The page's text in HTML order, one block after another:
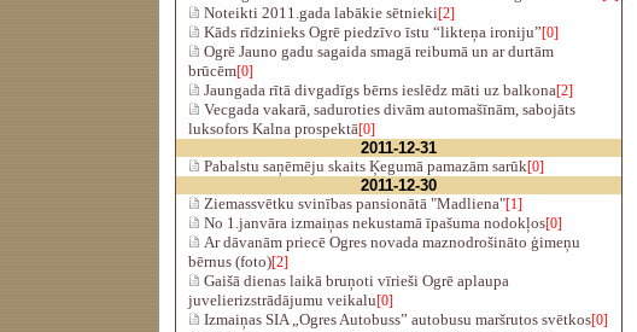
Noteikti 2011.gada labākie sētnieki[2]
Kāds rīdzinieks Ogrē piedzīvo īstu “likteņa ironiju”[0]
Ogrē Jauno gadu sagaida smagā reibumā un ar durtām
brūcēm[0]
Jaungada rītā divgadīgs bērns ieslēdz māti uz balkona[2]
Vecgada vakarā, saduroties divām automašīnām, sabojāts
luksofors Kalna prospektā[0]
2011-12-31
Pabalstu saņēmēju skaits Ķegumā pamazām sarūk[0]
2011-12-30
Ziemassvētku svinības pansionātā "Madliena"[1]
No 1.janvāra izmaiņas nekustamā īpašuma nodokļos[0]
Ar dāvanām priecē Ogres novada maznodrošināto ģimeņu
bērnus (foto)[2]
Gaišā dienas laikā bruņoti vīrieši Ogrē aplaupa
juvelierizstrādājumu veikalu[0]
Izmaiņas SIA „Ogres Autobuss” autobusu maršrutos svētkos[0]